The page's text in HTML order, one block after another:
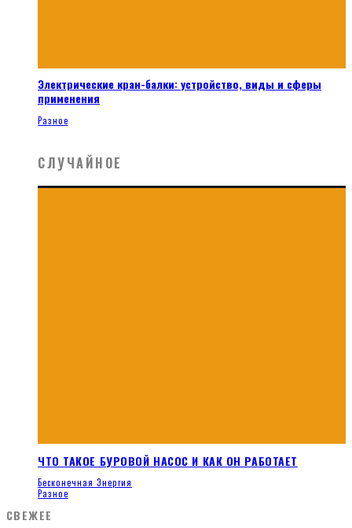
Электрические кран-балки: устройство, виды и сферы
применения
Разное
СЛУЧАЙНОЕ
ЧТО ТАКОЕ БУРОВОЙ НАСОС И КАК ОН РАБОТАЕТ
Бесконечная Энергия
Разное
СВЕЖЕЕ